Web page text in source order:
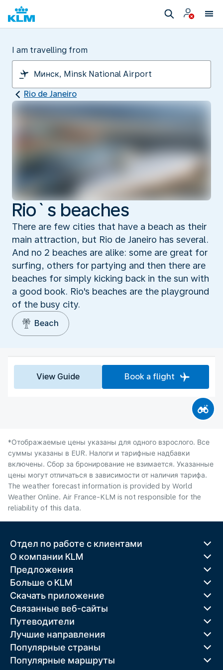
I am travelling from
Rio de Janeiro
Rio`s beaches
There are few cities that have a beach as their
main attraction, but Rio de Janeiro has several.
And no 2 beaches are alike: some are great for
surfing, others for partying and then there are
beaches for simply kicking back in the sun with
a good book. Rio's beaches are the playground
of the busy city.
Beach
View Guide Book a flight
*Отображаемые цены указаны для одного взрослого. Все
суммы указаны в EUR. Налоги и тарифные надбавки
включены. Сбор за бронирование не взимается. Указанные
цены могут отличаться в зависимости от наличия тарифа.
The weather forecast information is provided by World
Weather Online. Air France-KLM is not responsible for the
reliability of this data.
Отдел по работе с клиентами
О компании KLM
Предложения
Больше o KLM
Скачать приложение
Связанные веб-сайты
Путеводители
Лучшие направления
Популярные страны
Популярные маршруты